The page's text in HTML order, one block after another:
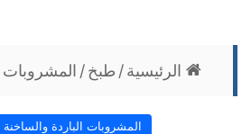
الرئيسية / طبخ / المشروبات
المشروبات الباردة والساخنة